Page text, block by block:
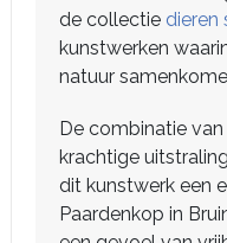
de collectie dieren
kunstwerken
natuur
De combinatie
krachtige
dit kunstwerk een
Paardenkop in